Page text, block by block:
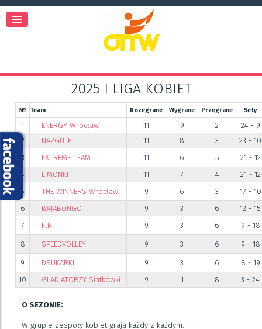
2025 I LIGA KOBIET
№ Team Rozegrane Wygrane Przegrane Sety
1 ENERGY Wrocław 11 9 2
24 - 9
2
NAZGULE 11 8 3
23 - 10
3
EXTREME TEAM 11 6 5
21 - 12
4
LIMONKI 11 7 4
21 - 12
5
THE WINNERS Wrocław 9 6 3
17 - 10
6
BAJABONGO 9 3 6
12 - 15
7
FtR 9 3 6 9 - 18
8 SPEEDVOLLEY 9 3 6 9 - 18
9 DRUKARKI 9 3 6
8 - 19
10
GLADIATORZY Siatkówki 9 1 8 3 - 24
O SEZONIE:
W grupie zespoły kobiet grają każdy z każdym.